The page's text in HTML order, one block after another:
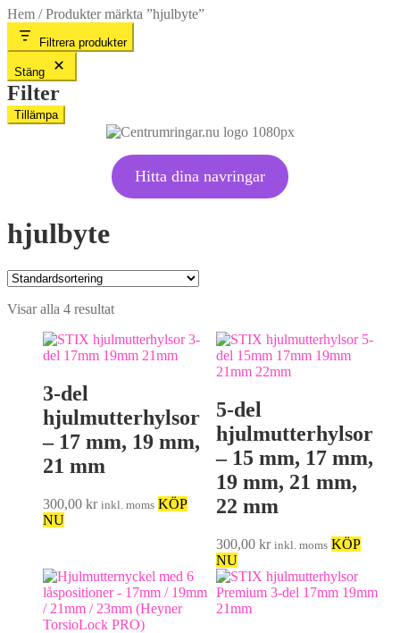
Hem /Produkter märkta ”hjulbyte”
hjulbyte
Visar alla 4 resultat
3-del
hjulmutterhylsor
– 17 mm, 19 mm,
21 mm
300,00 kr inkl. moms KÖP
NU
5-del
hjulmutterhylsor
– 15 mm, 17 mm,
19 mm, 21 mm,
22 mm
300,00kr inkl. moms KÖP
NU
Filtrera produkter
Stäng
Filter
Tillämpa
Hitta dina navringar